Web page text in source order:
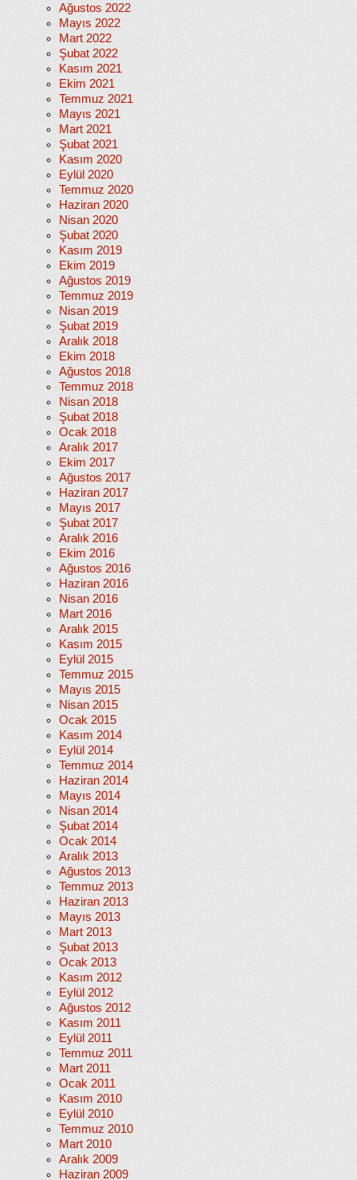
Ağustos 2022
Mayıs 2022
Mart 2022
Şubat 2022
Kasım 2021
Ekim 2021
Temmuz 2021
Mayıs 2021
Mart 2021
Şubat 2021
Kasım 2020
Eylül 2020
Temmuz 2020
Haziran 2020
Nisan 2020
Şubat 2020
Kasım 2019
Ekim 2019
Ağustos 2019
Temmuz 2019
Nisan 2019
Şubat 2019
Aralık 2018
Ekim 2018
Ağustos 2018
Temmuz 2018
Nisan 2018
Şubat 2018
Ocak 2018
Aralık 2017
Ekim 2017
Ağustos 2017
Haziran 2017
Mayıs 2017
Şubat 2017
Aralık 2016
Ekim 2016
Ağustos 2016
Haziran 2016
Nisan 2016
Mart 2016
Aralık 2015
Kasım 2015
Eylül 2015
Temmuz 2015
Mayıs 2015
Nisan 2015
Ocak 2015
Kasım 2014
Eylül 2014
Temmuz 2014
Haziran 2014
Mayıs 2014
Nisan 2014
Şubat 2014
Ocak 2014
Aralık 2013
Ağustos 2013
Temmuz 2013
Haziran 2013
Mayıs 2013
Mart 2013
Şubat 2013
Ocak 2013
Kasım 2012
Eylül 2012
Ağustos 2012
Kasım 2011
Eylül 2011
Temmuz 2011
Mart 2011
Ocak 2011
Kasım 2010
Eylül 2010
Temmuz 2010
Mart 2010
Aralık 2009
Haziran 2009